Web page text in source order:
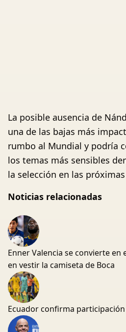
La posible ausencia de
una de las bajas más
rumbo al Mundial y podría
los temas más sensibles
la selección en las
Noticias relacionadas
Enner Valencia se convierte
en vestir la camiseta de Boca
Ecuador confirma participación